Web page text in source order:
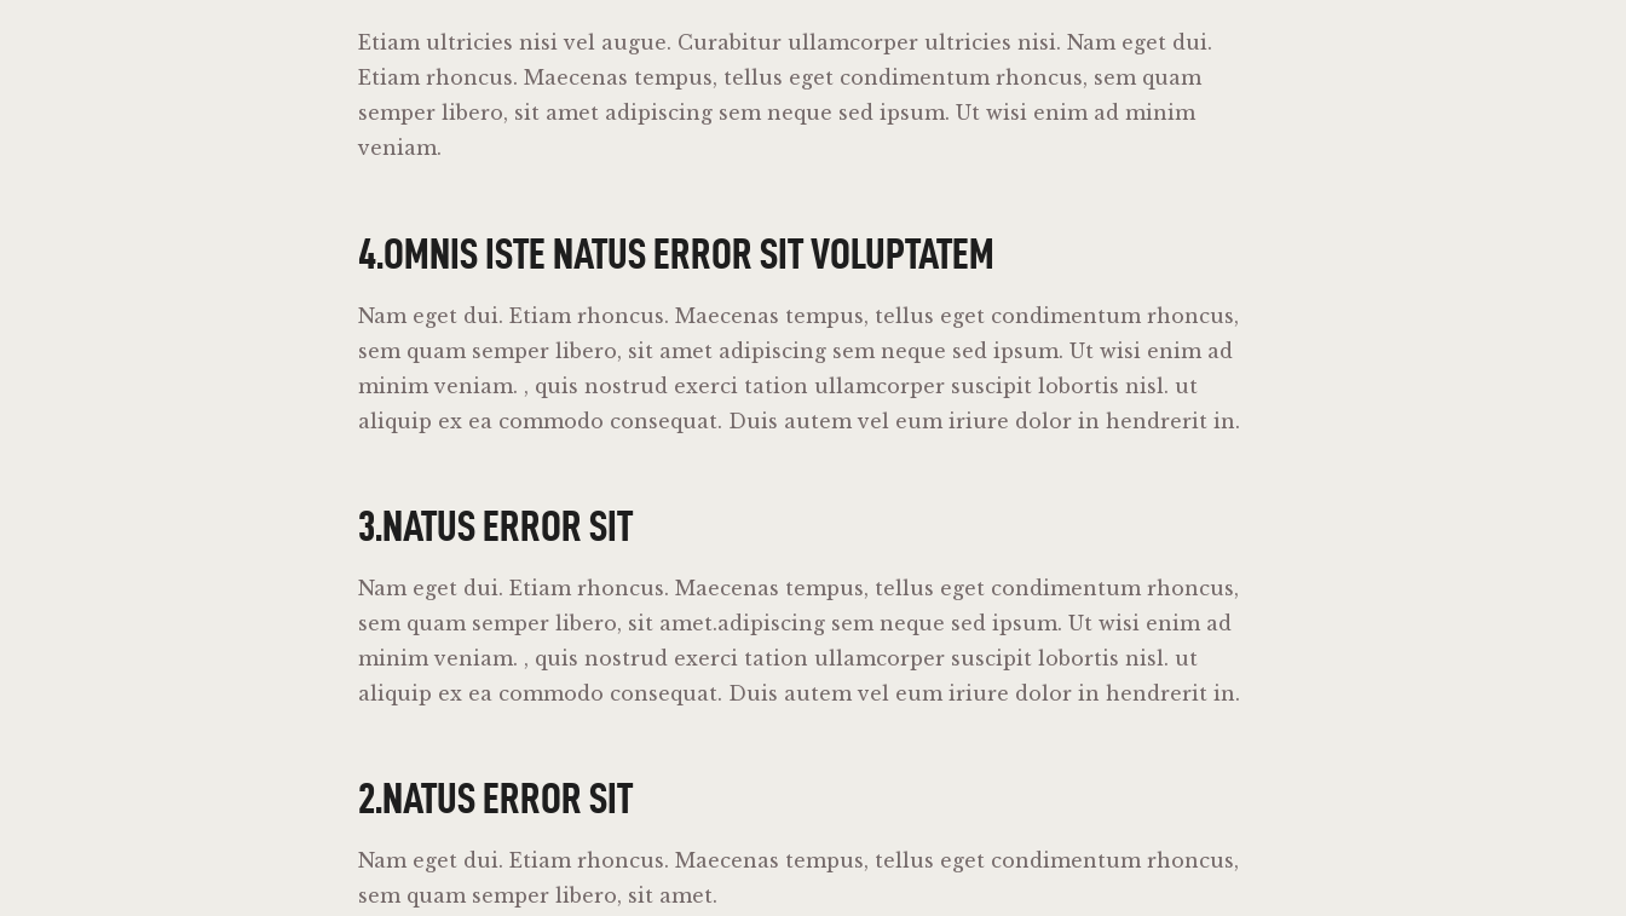
Etiam ultricies nisi vel augue. Curabitur ullamcorper ultricies nisi. Nam eget dui.
Etiam rhoncus. Maecenas tempus, tellus eget condimentum rhoncus, sem quam
semper libero, sit amet adipiscing sem neque sed ipsum. Ut wisi enim ad minim
veniam.
4.OMNIS ISTE NATUS ERROR SIT VOLUPTATEM
Nam eget dui. Etiam rhoncus. Maecenas tempus, tellus eget condimentum rhoncus,
sem quam semper libero, sit amet adipiscing sem neque sed ipsum. Ut wisi enim ad
minim veniam. , quis nostrud exerci tation ullamcorper suscipit lobortis nisl. ut
aliquip ex ea commodo consequat. Duis autem vel eum iriure dolor in hendrerit in.
3.NATUS ERROR SIT
Nam eget dui. Etiam rhoncus. Maecenas tempus, tellus eget condimentum rhoncus,
sem quam semper libero, sit amet.adipiscing sem neque sed ipsum. Ut wisi enim ad
minim veniam. , quis nostrud exerci tation ullamcorper suscipit lobortis nisl. ut
aliquip ex ea commodo consequat. Duis autem vel eum iriure dolor in hendrerit in.
2.NATUS ERROR SIT
Nam eget dui. Etiam rhoncus. Maecenas tempus, tellus eget condimentum rhoncus,
sem quam semper libero, sit amet.